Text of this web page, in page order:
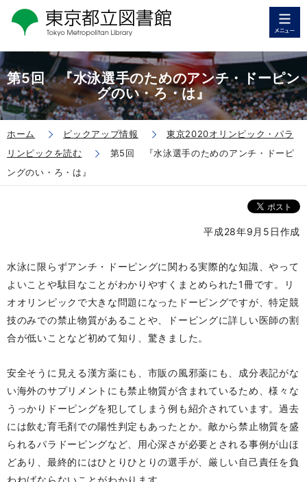
第5回 『水泳選手のためのアンチ・ドーピン
グのい・ろ・は』
ホーム ピックアップ情報
東京2020オリンピック・パラ
リンピックを読む
第5回 『水泳選手のためのアンチ・ドーピ
ングのい・ろ・は』
平成28年9月5日作成
水泳に限らずアンチ・ドーピングに関わる実際的な知識、やって
よいことや駄目なことがわかりやすくまとめられた1冊です。リ
オオリンピックで大きな問題になったドーピングですが、特定競
技のみでの禁止物質があることや、ドーピングに詳しい医師の割
合が低いことなど初めて知り、驚きました。
安全そうに見える漢方薬にも、市販の風邪薬にも、成分表記がな
い海外のサプリメントにも禁止物質が含まれているため、様々な
うっかりドーピングを犯してしまう例も紹介されています。過去
には飲む育毛剤での陽性判定もあったとか。敵から禁止物質を盛
られるパラドーピングなど、用心深さが必要とされる事例が山ほ
どあり、最終的にはひとりひとりの選手が、厳しい自己責任を負
わねばならないことがわかります。